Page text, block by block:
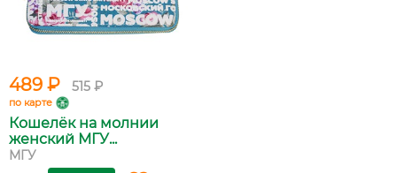
489 ₽ 515 ₽
по карте
Кошелёк на молнии
женский МГУ...
МГУ